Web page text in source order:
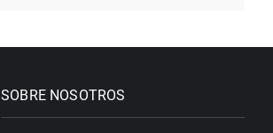
SOBRE NOSOTROS